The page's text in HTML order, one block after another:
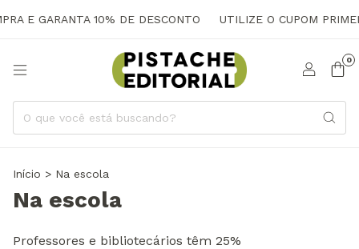
E GARANTA 10% DE DESCONTO UTILIZE O CUPOM
0
Início > Na escola
Na escola
Professores e bibliotecários têm 25%